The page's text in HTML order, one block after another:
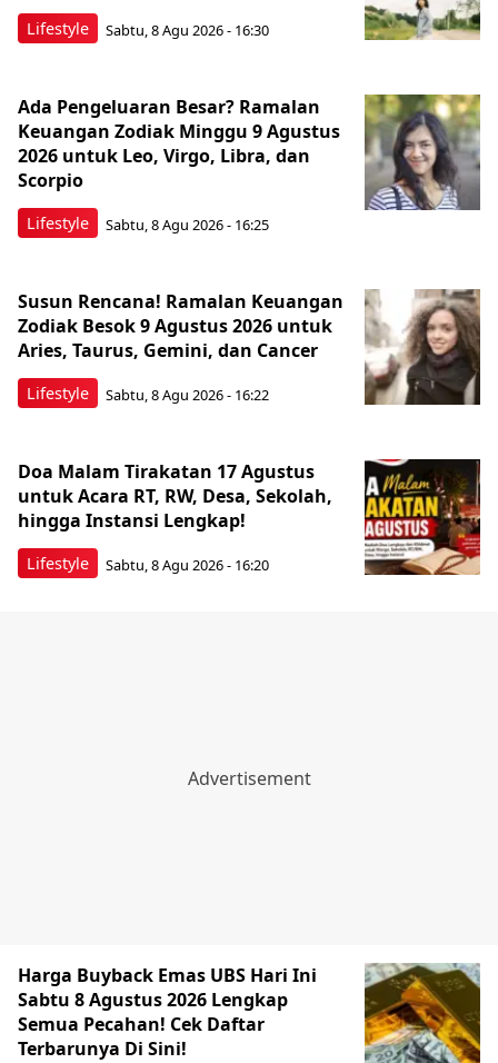
Lifestyle Sabtu, 8 Agu 2026 - 16:30
Lifestyle
Ada Pengeluaran Besar? Ramalan
Keuangan Zodiak Minggu 9 Agustus
2026 untuk Leo, Virgo, Libra, dan
Scorpio
Sabtu, 8 Agu 2026 - 16:25
Lifestyle
Susun Rencana! Ramalan Keuangan
Zodiak Besok 9 Agustus 2026 untuk
Aries, Taurus, Gemini, dan Cancer
Sabtu, 8 Agu 2026 - 16:22
Lifestyle
Doa Malam Tirakatan 17 Agustus
untuk Acara RT, RW, Desa, Sekolah,
hingga Instansi Lengkap!
Sabtu, 8 Agu 2026 - 16:20
Harga Buyback Emas UBS Hari Ini
Sabtu 8 Agustus 2026 Lengkap
Semua Pecahan! Cek Daftar
Terbarunya Di Sini!